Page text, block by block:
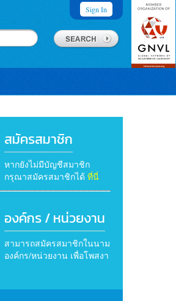
Sign In
สมัครสมาชิก
หากยังไม่มีบัญชีสมาชิก
กรุณาสมัครสมาชิกได้ ที่นี่
องค์กร / หน่วยงาน
สามารถสมัครสมาชิกในนาม
องค์กร/หน่วยงาน เพื่อโพสงา